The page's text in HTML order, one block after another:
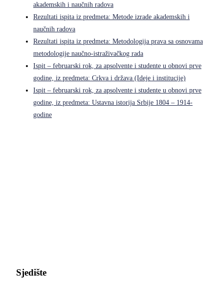
akademskih i naučnih radova
Rezultati ispita iz predmeta: Metode izrade akademskih i
naučnih radova
Rezultati ispita iz predmeta: Metodologija prava sa osnovama
metodologije naučno-istraživačkog rada
Ispit – februarski rok, za apsolvente i studente u obnovi prve
godine, iz predmeta: Crkva i država (Ideje i institucije)
Ispit – februarski rok, za apsolvente i studente u obnovi prve
godine, iz predmeta: Ustavna istorija Srbije 1804 – 1914-
godine
Sjedište